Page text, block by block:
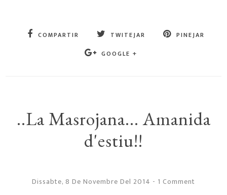
COMPARTIR TWITEJAR
PINEJAR
GOOGLE +
..La Masrojana... Amanida
d'estiu!!
Dissabte, 8 De Novembre Del 2014 - 1 Comment